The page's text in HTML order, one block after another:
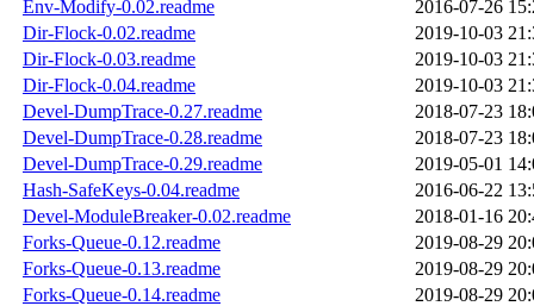
Env-Modify-0.02.readme
2016-07-26
Dir-Flock-0.02.readme
2019-10-03
Dir-Flock-0.03.readme
2019-10-03
Dir-Flock-0.04.readme
2019-10-03
Devel-DumpTrace-0.27.readme
2018-07-23
Devel-DumpTrace-0.28.readme
2018-07-23
Devel-DumpTrace-0.29.readme
2019-05-01
Hash-SafeKeys-0.04.readme
2016-06-22
Devel-ModuleBreaker-0.02.readme
2018-01-16
Forks-Queue-0.12.readme
2019-08-29
Forks-Queue-0.13.readme
2019-08-29
Forks-Queue-0.14.readme
2019-08-29